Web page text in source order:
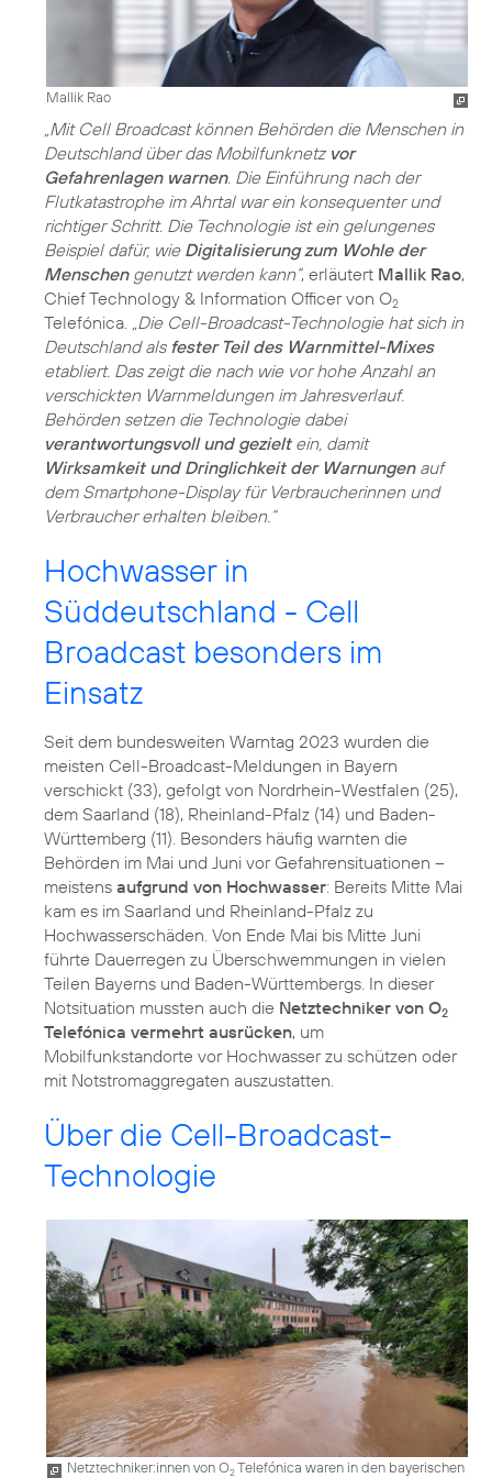
Mallik Rao
„Mit Cell Broadcast können Behörden die Menschen in
Deutschland über das Mobilfunknetz vor
Gefahrenlagen warnen. Die Einführung nach der
Flutkatastrophe im Ahrtal war ein konsequenter und
richtiger Schritt. Die Technologie ist ein gelungenes
Beispiel dafür, wie Digitalisierung zum Wohle der
Menschengenutzt werden kann“, erläutert Mallik Rao,
Chief Technology & Information Officer von O2
Telefónica.
„Die Cell-Broadcast-Technologie hat sich in
Deutschland als fester Teil des Warnmittel-Mixes
etabliert. Das zeigt die nach wie vor hohe Anzahl an
verschickten Warnmeldungen im Jahresverlauf.
Behörden setzen die Technologie dabei
verantwortungsvoll und gezieltein, damit
Wirksamkeit und Dringlichkeit der Warnungenauf
dem Smartphone-Display für Verbraucherinnen und
Verbraucher erhalten bleiben.“
Hochwasser in
Süddeutschland - Cell
Broadcast besonders im
Einsatz
Seit dem bundesweiten Warntag 2023 wurden die
meisten Cell-Broadcast-Meldungen in Bayern
verschickt (33), gefolgt von Nordrhein-Westfalen (25),
dem Saarland (18), Rheinland-Pfalz (14) und Baden-
Württemberg (11). Besonders häufig warnten die
Behörden im Mai und Juni vor Gefahrensituationen –
meistens aufgrund von Hochwasser: Bereits Mitte Mai
kam es im Saarland und Rheinland-Pfalz zu
Hochwasserschäden. Von Ende Mai bis Mitte Juni
führte Dauerregen zu Überschwemmungen in vielen
Teilen Bayerns und Baden-Württembergs. In dieser
Notsituation mussten auch die Netztechniker von O2
Telefónica vermehrt ausrücken, um
Mobilfunkstandorte vor Hochwasser zu schützen oder
mit Notstromaggregaten auszustatten.
Über die Cell-Broadcast-
Technologie
Netztechniker:innen von O2Telefónica waren in den bayerischen